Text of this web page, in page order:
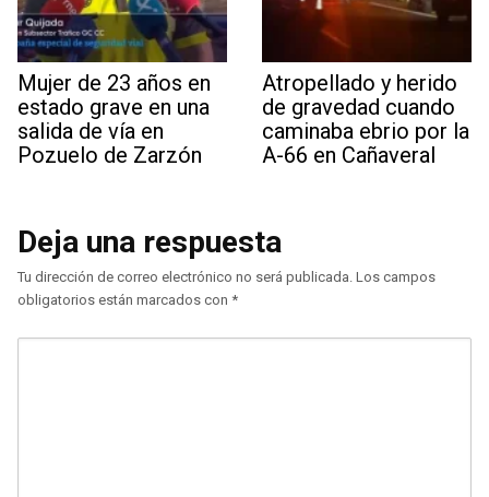
Mujer de 23 años en
estado grave en una
salida de vía en
Pozuelo de Zarzón
Atropellado y herido
de gravedad cuando
caminaba ebrio por la
A-66 en Cañaveral
Deja una respuesta
Tu dirección de correo electrónico no será publicada. Los campos
obligatorios están marcados con *